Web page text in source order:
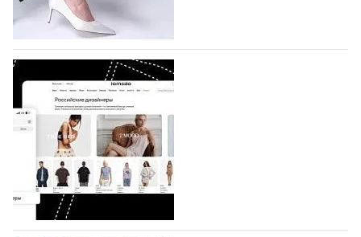
половину из них (494) прислали дизайнеры,
коллекции которых не были представлены в…
07.08.2026 503
BALLINA представит свои новинки на Euro
Shoes
Компания BALLINA Guangzhou Lihuang Footwear
Co., Ltd., основанная в 2011 году и расположенная в
Гуанчжоу, столице моды Китая, является
профессиональной обувной компанией,
объединяющей разработку, производство и…
07.08.2026 360